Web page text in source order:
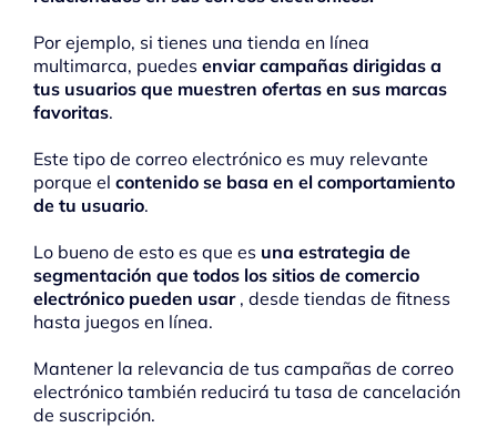
Por ejemplo, si tienes una tienda en línea
multimarca, puedes enviar campañas dirigidas a
tus usuarios que muestren ofertas en sus marcas
favoritas.
Este tipo de correo electrónico es muy relevante
porque el contenido se basa en el comportamiento
de tu usuario.
Lo bueno de esto es que es una estrategia de
segmentación que todos los sitios de comercio
electrónico pueden usar, desde tiendas de fitness
hasta juegos en línea.
Mantener la relevancia de tus campañas de correo
electrónico también reducirá tu tasa de cancelación
de suscripción.